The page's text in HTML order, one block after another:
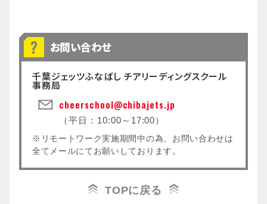
お問い合わせ
千葉ジェッツふなばし チアリーディングスクール
事務局
cheerschool@chibajets.jp
（平日：10:00～17:00）
※リモートワーク実施期間中の為、お問い合わせは
全てメールにてお願いしております。
TOPに戻る